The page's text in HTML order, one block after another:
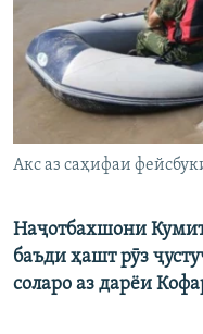
Акс аз саҳифаи
Наҷотбахшони
баъди ҳашт рӯз
соларо аз дарёи